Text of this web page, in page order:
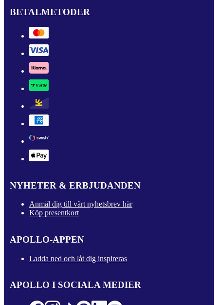
BETALMETODER
NYHETER & ERBJUDANDEN
Anmäl dig till vårt nyhetsbrev här
Köp presentkort
APOLLO-APPEN
Ladda ned och låt dig inspireras
APOLLO I SOCIALA MEDIER